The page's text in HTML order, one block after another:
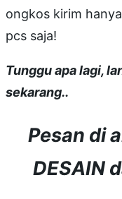
ongkos kirim
pcs saja!
Tunggu apa lagi,
sekarang..
Pesan di
DESAIN